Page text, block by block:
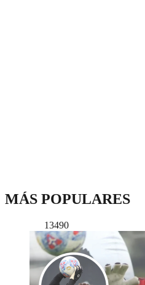
MÁS POPULARES
13490